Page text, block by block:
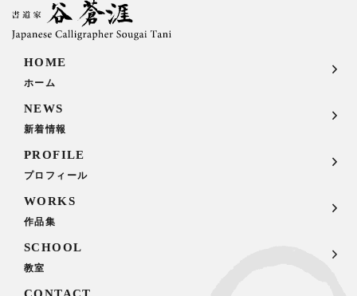
HOME
ホーム
NEWS
新着情報
PROFILE
プロフィール
WORKS
作品集
SCHOOL
教室